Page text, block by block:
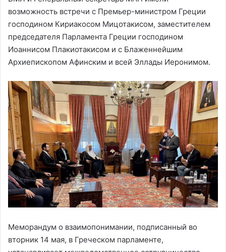
возможность встречи с Премьер-министром Греции
господином Кириакосом Мицотакисом, заместителем
председателя Парламента Греции господином
Иоаннисом Плакиотакисом и с Блаженнейшим
Архиепископом Афинским и всей Эллады Иеронимом.
Меморандум о взаимопонимании, подписанный во
вторник 14 мая, в Греческом парламенте,